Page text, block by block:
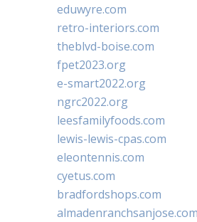
eduwyre.com
retro-interiors.com
theblvd-boise.com
fpet2023.org
e-smart2022.org
ngrc2022.org
leesfamilyfoods.com
lewis-lewis-cpas.com
eleontennis.com
cyetus.com
bradfordshops.com
almadenranchsanjose.com